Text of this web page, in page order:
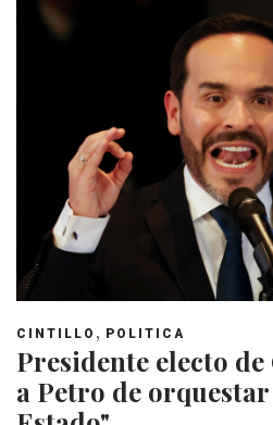
CINTILLO , POLITICA
Presidente electo
a Petro de